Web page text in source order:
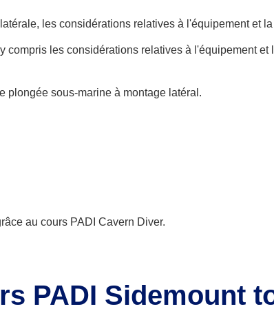
les considérations relatives à l'équipement et
les considérations relatives à l'équipement et
plongée sous-marine à montage latéral.
au cours PADI Cavern Diver.
PADI Sidemount